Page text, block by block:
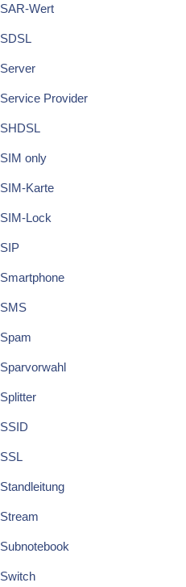
SAR-Wert
SDSL
Server
Service Provider
SHDSL
SIM only
SIM-Karte
SIM-Lock
SIP
Smartphone
SMS
Spam
Sparvorwahl
Splitter
SSID
SSL
Standleitung
Stream
Subnotebook
Switch